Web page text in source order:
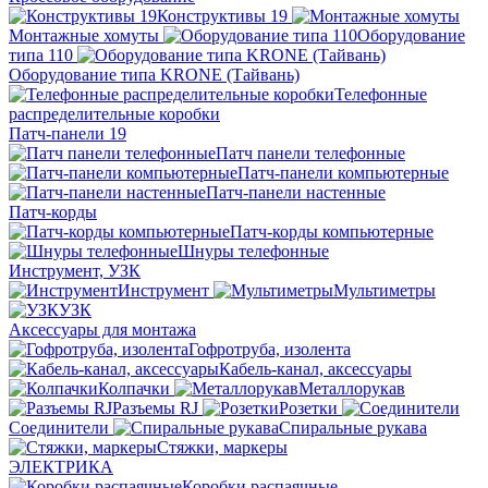
Конструктивы 19
Монтажные хомуты
Оборудование
типа 110
Оборудование типа KRONE (Тайвань)
Телефонные
распределительные коробки
Патч-панели 19
Патч панели телефонные
Патч-панели компьютерные
Патч-панели настенные
Патч-корды
Патч-корды компьютерные
Шнуры телефонные
Инструмент, УЗК
Инструмент
Мультиметры
УЗК
Аксессуары для монтажа
Гофротруба, изолента
Кабель-канал, аксессуары
Колпачки
Металлорукав
Разъемы RJ
Розетки
Соединители
Спиральные рукава
Стяжки, маркеры
ЭЛЕКТРИКА